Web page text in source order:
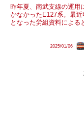
昨年夏、南武支線の運用
かなかったE127系。最
となった労組資料による
チヒッターとして運用さ
2025/01/06